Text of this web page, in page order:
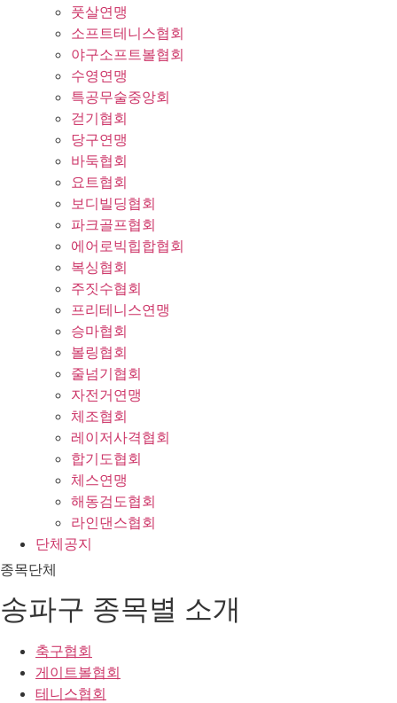
풋살연맹
소프트테니스협회
야구소프트볼협회
수영연맹
특공무술중앙회
걷기협회
당구연맹
바둑협회
요트협회
보디빌딩협회
파크골프협회
에어로빅힙합협회
복싱협회
주짓수협회
프리테니스연맹
승마협회
볼링협회
줄넘기협회
자전거연맹
체조협회
레이저사격협회
합기도협회
체스연맹
해동검도협회
라인댄스협회
단체공지
종목단체
송파구 종목별 소개
축구협회
게이트볼협회
테니스협회